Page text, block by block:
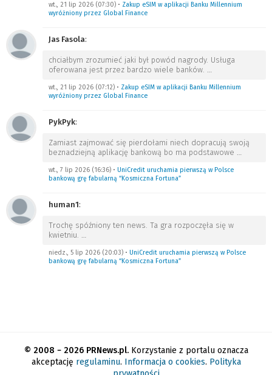
wt., 21 lip 2026 (07:30) • Zakup eSIM w aplikacji Banku Millennium
wyróżniony przez Global Finance
Jas Fasola:
chciałbym zrozumieć jaki był powód nagrody. Usługa
oferowana jest przez bardzo wiele banków. …
wt., 21 lip 2026 (07:12) • Zakup eSIM w aplikacji Banku Millennium
wyróżniony przez Global Finance
PykPyk:
Zamiast zajmować się pierdołami niech dopracują swoją
beznadziejną aplikację bankową bo ma podstawowe …
wt., 7 lip 2026 (16:36) • UniCredit uruchamia pierwszą w Polsce
bankową grę fabularną “Kosmiczna Fortuna”
human1:
Trochę spóźniony ten news. Ta gra rozpoczęła się w
kwietniu. …
niedz., 5 lip 2026 (20:03) • UniCredit uruchamia pierwszą w Polsce
bankową grę fabularną “Kosmiczna Fortuna”
© 2008 − 2026 PRNews.pl.Korzystanie z portalu oznacza
akceptację regulaminu. Informacja o cookies. Polityka